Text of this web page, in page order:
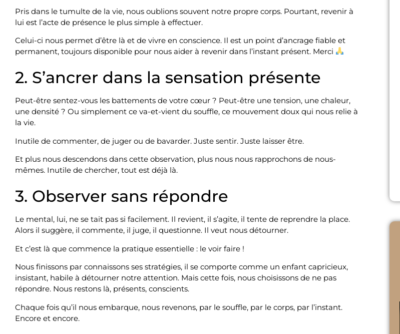
Pris dans le tumulte de la vie, nous oublions souvent notre propre corps. Pourtant, revenir à
lui est l’acte de présence le plus simple à effectuer.
Celui-ci nous permet d’être là et de vivre en conscience. Il est un point d’ancrage fiable et
permanent, toujours disponible pour nous aider à revenir dans l’instant présent. Merci
2. S’ancrer dans la sensation présente
Peut-être sentez-vous les battements de votre cœur ? Peut-être une tension, une chaleur,
une densité ? Ou simplement ce va-et-vient du souffle, ce mouvement doux qui nous relie à
la vie.
Inutile de commenter, de juger ou de bavarder. Juste sentir. Juste laisser être.
Et plus nous descendons dans cette observation, plus nous nous rapprochons de nous-
mêmes. Inutile de chercher, tout est déjà là.
3. Observer sans répondre
Le mental, lui, ne se tait pas si facilement. Il revient, il s’agite, il tente de reprendre la place.
Alors il suggère, il commente, il juge, il questionne. Il veut nous détourner.
Et c’est là que commence la pratique essentielle : le voir faire !
Nous finissons par connaissons ses stratégies, il se comporte comme un enfant capricieux,
insistant, habile à détourner notre attention. Mais cette fois, nous choisissons de ne pas
répondre. Nous restons là, présents, conscients.
Chaque fois qu’il nous embarque, nous revenons, par le souffle, par le corps, par l’instant.
Encore et encore.